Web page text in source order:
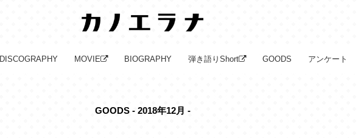
DISCOGRAPHY MOVIE BIOGRAPHY 弾き語りShort GOODS アンケート
GOODS - 2018年12月 -